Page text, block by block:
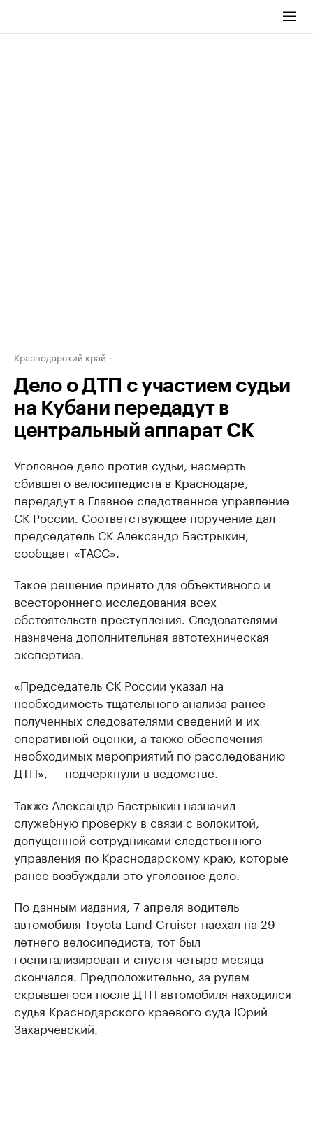
Краснодарский край
Дело о ДТП с участием судьи
на Кубани передадут в
центральный аппарат СК
Уголовное дело против судьи, насмерть
сбившего велосипедиста в Краснодаре,
передадут в Главное следственное управление
СК России. Соответствующее поручение дал
председатель СК Александр Бастрыкин,
сообщает «ТАСС».
Такое решение принято для объективного и
всестороннего исследования всех
обстоятельств преступления. Следователями
назначена дополнительная автотехническая
экспертиза.
«Председатель СК России указал на
необходимость тщательного анализа ранее
полученных следователями сведений и их
оперативной оценки, а также обеспечения
необходимых мероприятий по расследованию
ДТП», — подчеркнули в ведомстве.
Также Александр Бастрыкин назначил
служебную проверку в связи с волокитой,
допущенной сотрудниками следственного
управления по Краснодарскому краю, которые
ранее возбуждали это уголовное дело.
По данным издания, 7 апреля водитель
автомобиля Toyota Land Cruiser наехал на 29-
летнего велосипедиста, тот был
госпитализирован и спустя четыре месяца
скончался. Предположительно, за рулем
скрывшегося после ДТП автомобиля находился
судья Краснодарского краевого суда Юрий
Захарчевский.